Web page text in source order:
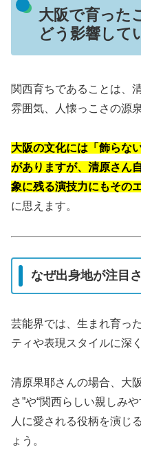
大阪で育った
どう影響して
関西育ちであることは、
雰囲気、人懐っこさの源
大阪の文化には「飾らな
がありますが、清原さん
象に残る演技力にもその
に思えます。
なぜ出身地が注目
芸能界では、生まれ育っ
ティや表現スタイルに深
清原果耶さんの場合、大
さ”や“関西らしい親しみ
人に愛される役柄を演じ
ょう。